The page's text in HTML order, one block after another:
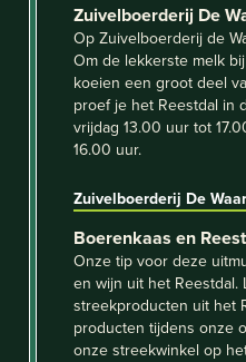
Zuivelboerderij De
Op Zuivelboerderij de
Om de lekkerste melk
koeien een groot deel
proef je het Reestdal in
vrijdag 13.00 uur tot
16.00 uur.
Zuivelboerderij De
Boerenkaas en
Onze tip voor deze
en wijn uit het
streekproducten uit het
producten tijdens onze
onze streekwinkel op